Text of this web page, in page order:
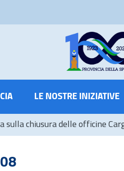
LE NOSTRE INIZIATIVE
sulla chiusura delle officine